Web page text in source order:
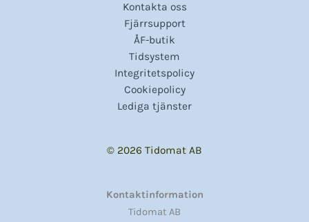
Kontakta oss
Fjärrsupport
ÅF-butik
Tidsystem
Integritetspolicy
Cookiepolicy
Lediga tjänster
© 2026 Tidomat AB
Kontaktinformation
Tidomat AB